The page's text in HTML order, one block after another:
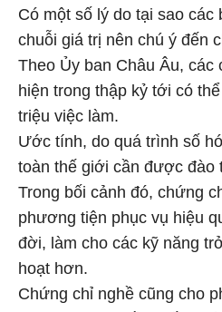
Có một số lý do tại sao các
chuỗi giá trị nên chú ý đến
Theo Ủy ban Châu Âu, các
hiện trong thập kỷ tới có
triệu việc làm.
Ước tính, do quá trình số
toàn thế giới cần được đào
Trong bối cảnh đó, chứng
phương tiện phục vụ hiệu
đời, làm cho các kỹ năng
hoạt hơn.
Chứng chỉ nghề cũng cho